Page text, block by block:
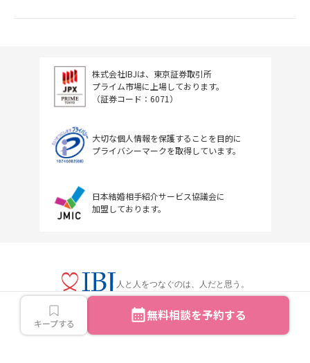
キープする 無料相談を予約する
株式会社IBJは、東京証券取引所
プライム市場に上場しております。
（証券コード：6071）
大切な個人情報を保護することを目的に
プライバシーマークを取得しています。
日本結婚相手紹介サービス協議会に
加盟しております。
人と人をつなぐのは、人だと思う。